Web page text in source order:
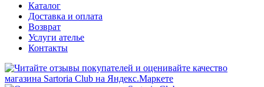
Каталог
Доставка и оплата
Возврат
Услуги ателье
Контакты